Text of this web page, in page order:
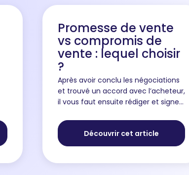
Promesse de vente
vs compromis de
vente : lequel choisir
?
Après avoir conclu les négociations
et trouvé un accord avec l’acheteur,
il vous faut ensuite rédiger et signer
document qui va sceller d’un point
de vue légal, les condi...
Découvrir cet article